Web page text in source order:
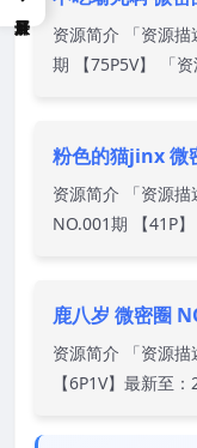
资源简介 「资源
期 【75P5V】 「
粉色的猫jinx 微
资源简介 「资源
NO.001期 【41P
鹿八岁 微密圈
资源简介 「资源
【6P1V】最新至